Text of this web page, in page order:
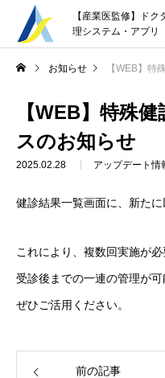
【産業医監修】ド
理システム・アプリ
お問合せ
ログイン
お知らせ
お知らせ 【WEB】特
【WEB】特殊
スのお知らせ
2025.02.28 アップデート情
健診結果一覧画面に、新たに
これにより、複数回実施が
受診後までの一連の管理が可
ぜひご活用ください。
前の記事